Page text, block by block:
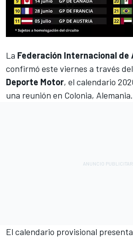
La Federación Internacional de
confirmó este viernes a través del
Deporte Motor, el calendario
una reunión en Colonia, Alemania.
El calendario provisional